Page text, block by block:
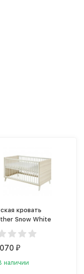
кровать
Snow White
₽
наличии